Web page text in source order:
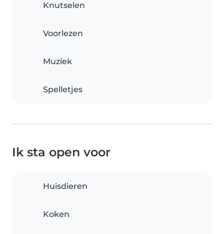
Knutselen
Voorlezen
Muziek
Spelletjes
Ik sta open voor
Huisdieren
Koken